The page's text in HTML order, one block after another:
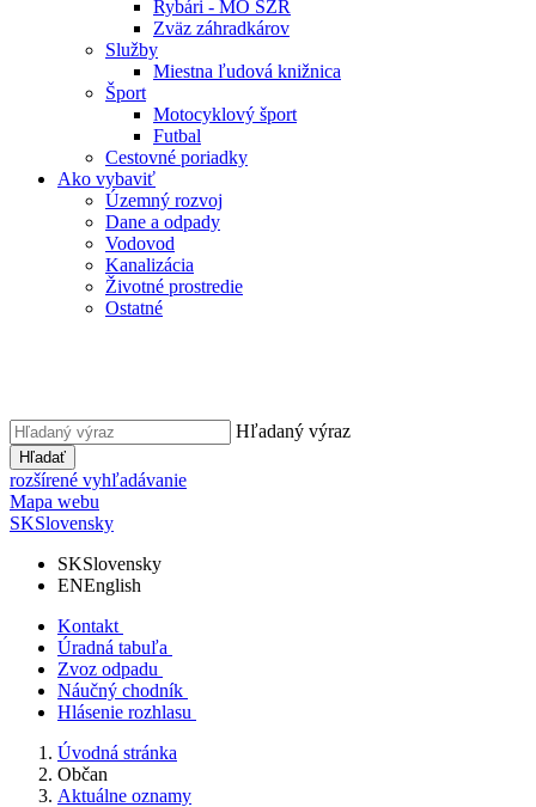
Rybári - MO SZR
Zväz záhradkárov
Služby
Miestna ľudová knižnica
Šport
Motocyklový šport
Futbal
Cestovné poriadky
Ako vybaviť
Územný rozvoj
Dane a odpady
Vodovod
Kanalizácia
Životné prostredie
Ostatné
Hľadaný výraz
Hľadať
rozšírené vyhľadávanie
Mapa webu
SKSlovensky
SKSlovensky
ENEnglish
Kontakt
Úradná tabuľa
Zvoz odpadu
Náučný chodník
Hlásenie rozhlasu
Úvodná stránka
Občan
Aktuálne oznamy